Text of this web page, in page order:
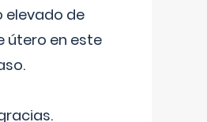
elevado de
útero en este